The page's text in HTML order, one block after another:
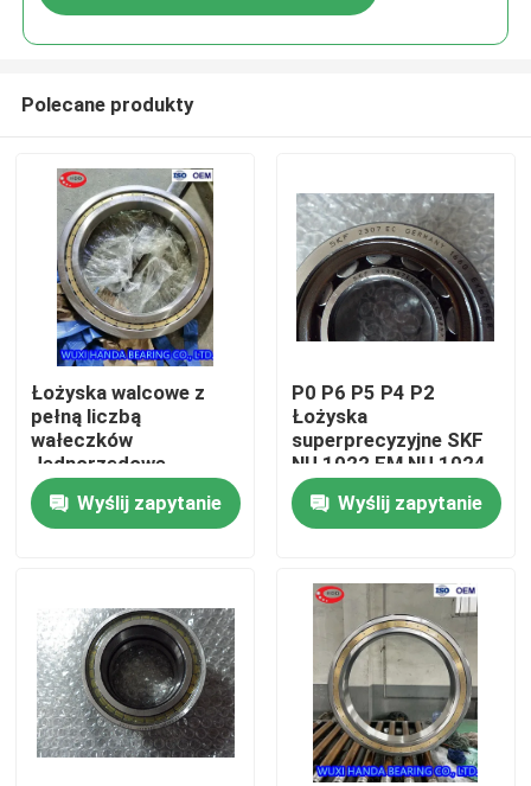
Produkty
O nas
Polecane produkty
Łożyska walcowe z
pełną liczbą
wałeczków
Jednorzędowe
cylindryczne FAG SL
183013AXL
NCF3013CV
Wyślij zapytanie
P0 P6 P5 P4 P2
Łożyska
superprecyzyjne SKF
NU 1022 EM NU 1024
EM NU 1026 EM
Wyślij zapytanie